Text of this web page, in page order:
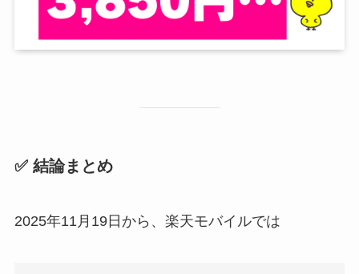
✅ 結論まとめ
2025年11月19日から、楽天モバイルでは